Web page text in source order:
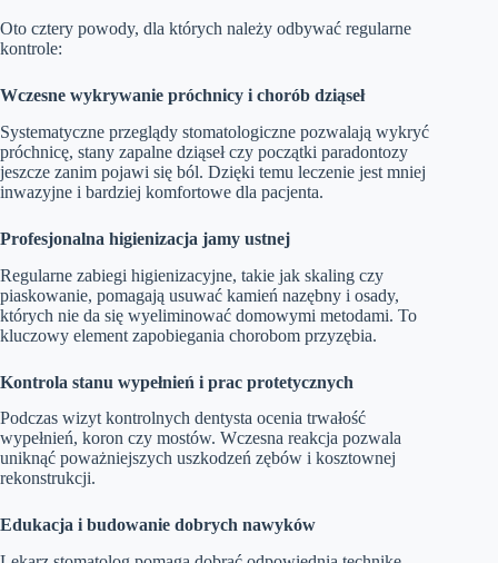
Oto cztery powody, dla których należy odbywać regularne
kontrole:
Wczesne wykrywanie próchnicy i chorób dziąseł
Systematyczne przeglądy stomatologiczne pozwalają wykryć
próchnicę, stany zapalne dziąseł czy początki paradontozy
jeszcze zanim pojawi się ból. Dzięki temu leczenie jest mniej
inwazyjne i bardziej komfortowe dla pacjenta.
Profesjonalna higienizacja jamy ustnej
Regularne zabiegi higienizacyjne, takie jak skaling czy
piaskowanie, pomagają usuwać kamień nazębny i osady,
których nie da się wyeliminować domowymi metodami. To
kluczowy element zapobiegania chorobom przyzębia.
Kontrola stanu wypełnień i prac protetycznych
Podczas wizyt kontrolnych dentysta ocenia trwałość
wypełnień, koron czy mostów. Wczesna reakcja pozwala
uniknąć poważniejszych uszkodzeń zębów i kosztownej
rekonstrukcji.
Edukacja i budowanie dobrych nawyków